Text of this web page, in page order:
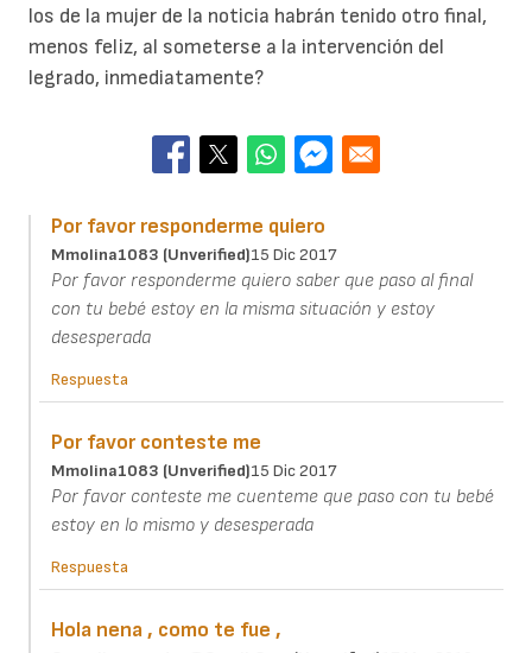
los de la mujer de la noticia habrán tenido otro final,
menos feliz, al someterse a la intervención del
legrado, inmediatamente?
Por favor responderme quiero
Mmolina1083 (unverified)15 Dic 2017
Por favor responderme quiero saber que paso al final
con tu bebé estoy en la misma situación y estoy
desesperada
Respuesta
Por favor conteste me
Mmolina1083 (unverified)15 Dic 2017
Por favor conteste me cuenteme que paso con tu bebé
estoy en lo mismo y desesperada
Respuesta
Hola nena , como te fue ,